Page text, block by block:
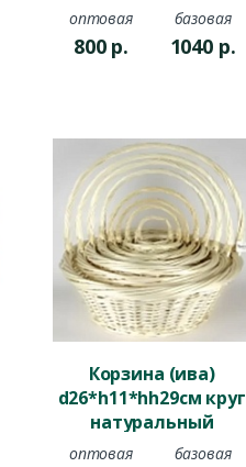
оптовая
800 р.
базовая
1040 р.
Корзина (ива)
d26*h11*hh29см круг
натуральный
оптовая базовая